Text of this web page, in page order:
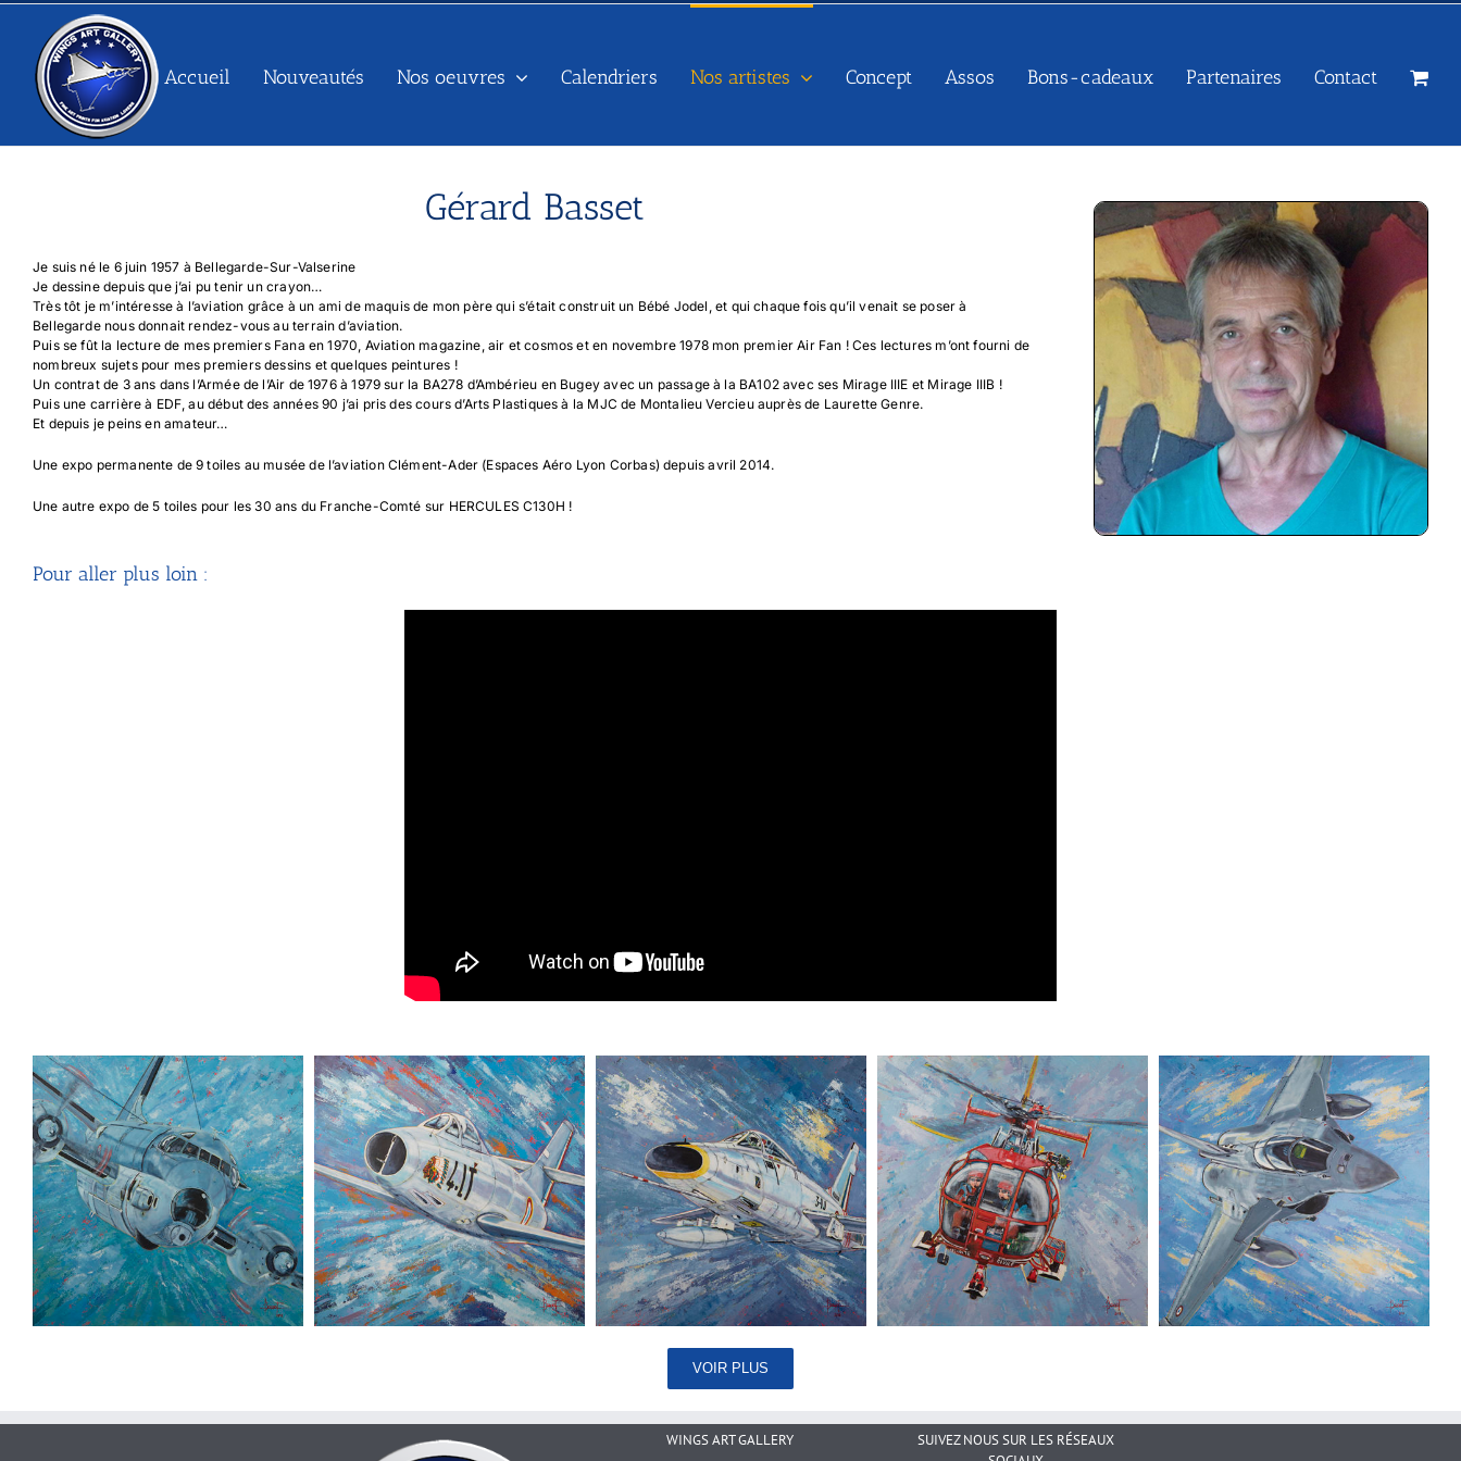
Passer
contenu
Accueil Nouveautés Nos oeuvres Calendriers Nos artistes Concept Assos Bons-cadeaux Partenaires Contact
Gérard Basset
Je suis né le 6 juin 1957 à Bellegarde-Sur-Valserine
Je dessine depuis que j’ai pu tenir un crayon…
Très tôt je m’intéresse à l’aviation grâce à un ami de maquis de mon père qui s’était construit un Bébé Jodel, et qui chaque fois qu’il venait se poser à
Bellegarde nous donnait rendez-vous au terrain d’aviation.
Puis se fût la lecture de mes premiers Fana en 1970, Aviation magazine, air et cosmos et en novembre 1978 mon premier Air Fan ! Ces lectures m’ont fourni de
nombreux sujets pour mes premiers dessins et quelques peintures !
Un contrat de 3 ans dans l’Armée de l’Air de 1976 à 1979 sur la BA278 d’Ambérieu en Bugey avec un passage à la BA102 avec ses Mirage IIIE et Mirage IIIB !
Puis une carrière à EDF, au début des années 90 j’ai pris des cours d’Arts Plastiques à la MJC de Montalieu Vercieu auprès de Laurette Genre.
Et depuis je peins en amateur…
Une expo permanente de 9 toiles au musée de l’aviation Clément-Ader (Espaces Aéro Lyon Corbas) depuis avril 2014.
Une autre expo de 5 toiles pour les 30 ans du Franche-Comté sur HERCULES C130H !
Pour aller plus loin :
VOIR PLUS
WINGS ART GALLERY
SUIVEZ NOUS SUR LES RÉSEAUX